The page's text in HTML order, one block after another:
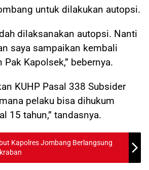
untuk dilakukan autopsi.
dilaksanakan autopsi. Nanti
saya sampaikan kembali
Kapolsek,” bebernya.
KUHP Pasal 338 Subsider
pelaku bisa dihukum
15 tahun,” tandasnya.
Kapolres Jombang Berlangsung